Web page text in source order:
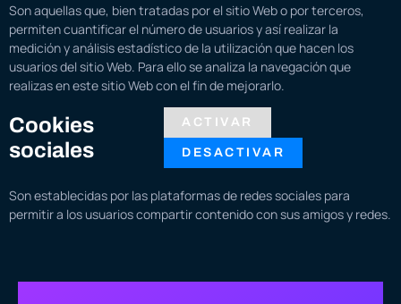
Son aquellas que, bien tratadas por el sitio Web o por terceros,
permiten cuantificar el número de usuarios y así realizar la
medición y análisis estadístico de la utilización que hacen los
usuarios del sitio Web. Para ello se analiza la navegación que
realizas en este sitio Web con el fin de mejorarlo.
Cookies
sociales
ACTIVAR
DESACTIVAR
Son establecidas por las plataformas de redes sociales para
permitir a los usuarios compartir contenido con sus amigos y redes.